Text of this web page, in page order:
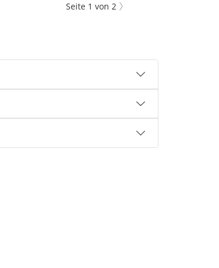
Seite 1 von 2